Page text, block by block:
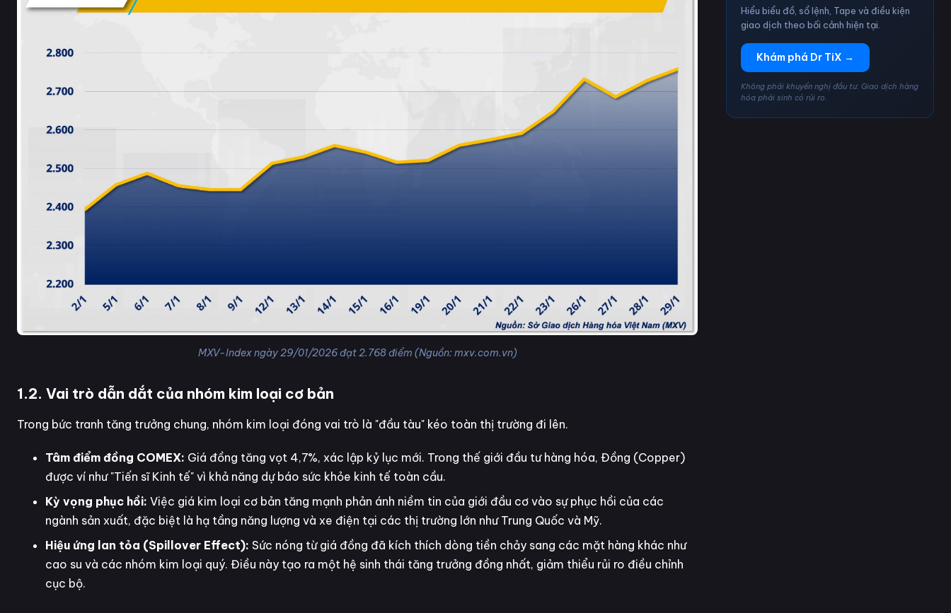
MXV-Index ngày 29/01/2026 đạt 2.768 điểm (Nguồn: mxv.com.vn)
1.2. Vai trò dẫn dắt của nhóm kim loại cơ bản
Trong bức tranh tăng trưởng chung, nhóm kim loại đóng vai trò là "đầu tàu" kéo toàn thị trường đi lên.
Tâm điểm đồng COMEX: Giá đồng tăng vọt 4,7%, xác lập kỷ lục mới. Trong thế giới đầu tư hàng hóa, Đồng (Copper)
được ví như "Tiến sĩ Kinh tế" vì khả năng dự báo sức khỏe kinh tế toàn cầu.
Kỳ vọng phục hồi: Việc giá kim loại cơ bản tăng mạnh phản ánh niềm tin của giới đầu cơ vào sự phục hồi của các
ngành sản xuất, đặc biệt là hạ tầng năng lượng và xe điện tại các thị trường lớn như Trung Quốc và Mỹ.
Hiệu ứng lan tỏa (Spillover Effect): Sức nóng từ giá đồng đã kích thích dòng tiền chảy sang các mặt hàng khác như
cao su và các nhóm kim loại quý. Điều này tạo ra một hệ sinh thái tăng trưởng đồng nhất, giảm thiểu rủi ro điều chỉnh
cục bộ.
Hiểu biểu đồ, sổ lệnh, Tape và điều kiện
giao dịch theo bối cảnh hiện tại.
Khám phá Dr TiX →
Không phải khuyến nghị đầu tư. Giao dịch hàng
hóa phái sinh có rủi ro.